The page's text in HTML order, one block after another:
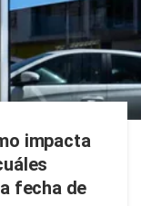
impacta
fecha de